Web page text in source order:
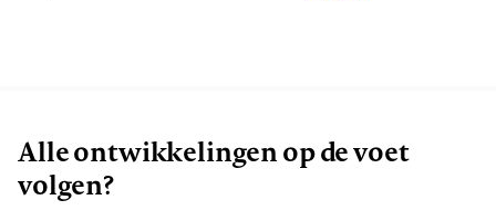
Alle ontwikkelingen op de voet
volgen?